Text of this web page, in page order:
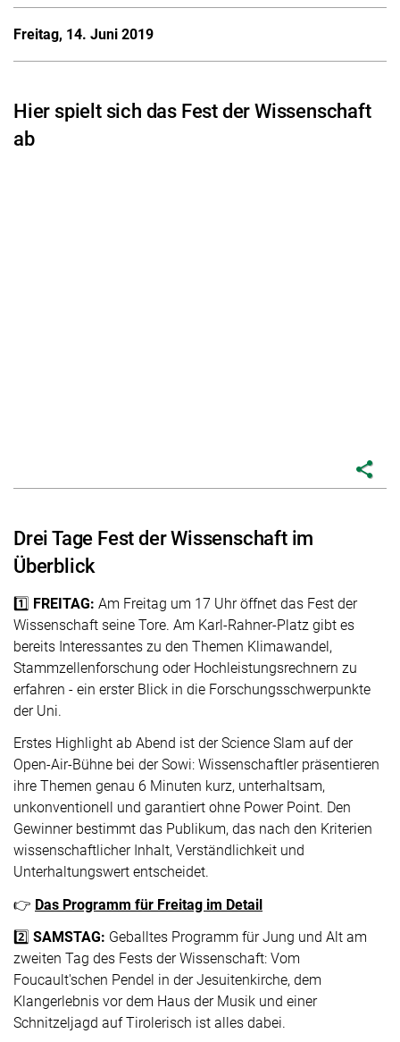
Freitag, 14. Juni 2019
Hier spielt sich das Fest der Wissenschaft
ab
share
Drei Tage Fest der Wissenschaft im
Überblick
1️⃣ FREITAG: Am Freitag um 17 Uhr öffnet das Fest der
Wissenschaft seine Tore. Am Karl-Rahner-Platz gibt es
bereits Interessantes zu den Themen Klimawandel,
Stammzellenforschung oder Hochleistungsrechnern zu
erfahren - ein erster Blick in die Forschungsschwerpunkte
der Uni.
Erstes Highlight ab Abend ist der Science Slam auf der
Open-Air-Bühne bei der Sowi: Wissenschaftler präsentieren
ihre Themen genau 6 Minuten kurz, unterhaltsam,
unkonventionell und garantiert ohne Power Point. Den
Gewinner bestimmt das Publikum, das nach den Kriterien
wissenschaftlicher Inhalt, Verständlichkeit und
Unterhaltungswert entscheidet.
👉 Das Programm für Freitag im Detail
2️⃣ SAMSTAG: Geballtes Programm für Jung und Alt am
zweiten Tag des Fests der Wissenschaft: Vom
Foucault'schen Pendel in der Jesuitenkirche, dem
Klangerlebnis vor dem Haus der Musik und einer
Schnitzeljagd auf Tirolerisch ist alles dabei.